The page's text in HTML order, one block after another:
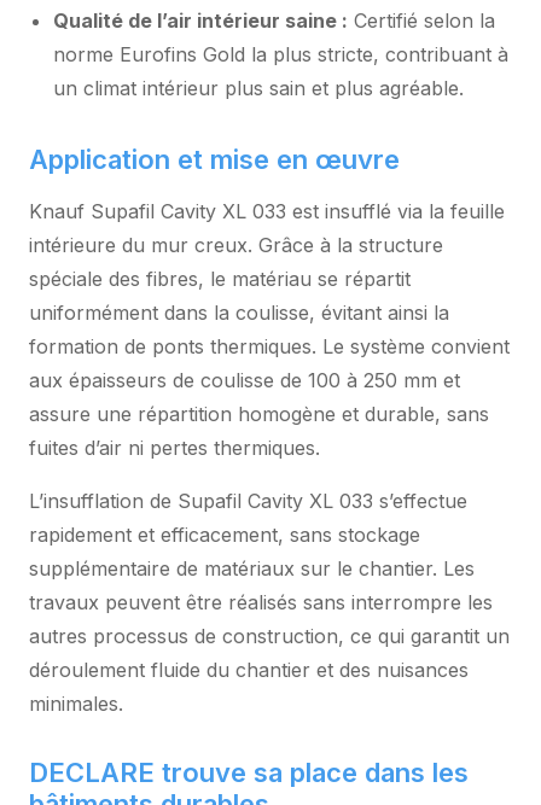
Qualité de l’air intérieur saine : Certifié selon la
norme Eurofins Gold la plus stricte, contribuant à
un climat intérieur plus sain et plus agréable.
Application et mise en œuvre
Knauf Supafil Cavity XL 033 est insufflé via la feuille
intérieure du mur creux. Grâce à la structure
spéciale des fibres, le matériau se répartit
uniformément dans la coulisse, évitant ainsi la
formation de ponts thermiques. Le système convient
aux épaisseurs de coulisse de 100 à 250 mm et
assure une répartition homogène et durable, sans
fuites d’air ni pertes thermiques.
L’insufflation de Supafil Cavity XL 033 s’effectue
rapidement et efficacement, sans stockage
supplémentaire de matériaux sur le chantier. Les
travaux peuvent être réalisés sans interrompre les
autres processus de construction, ce qui garantit un
déroulement fluide du chantier et des nuisances
minimales.
DECLARE trouve sa place dans les